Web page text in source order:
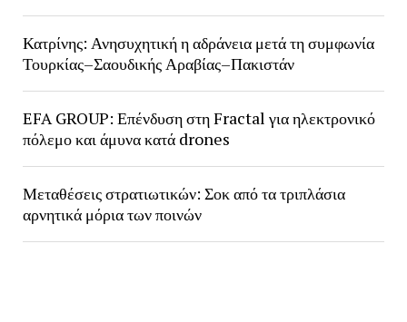
Κατρίνης: Ανησυχητική η αδράνεια μετά τη συμφωνία
Τουρκίας–Σαουδικής Αραβίας–Πακιστάν
EFA GROUP: Επένδυση στη Fractal για ηλεκτρονικό
πόλεμο και άμυνα κατά drones
Μεταθέσεις στρατιωτικών: Σοκ από τα τριπλάσια
αρνητικά μόρια των ποινών